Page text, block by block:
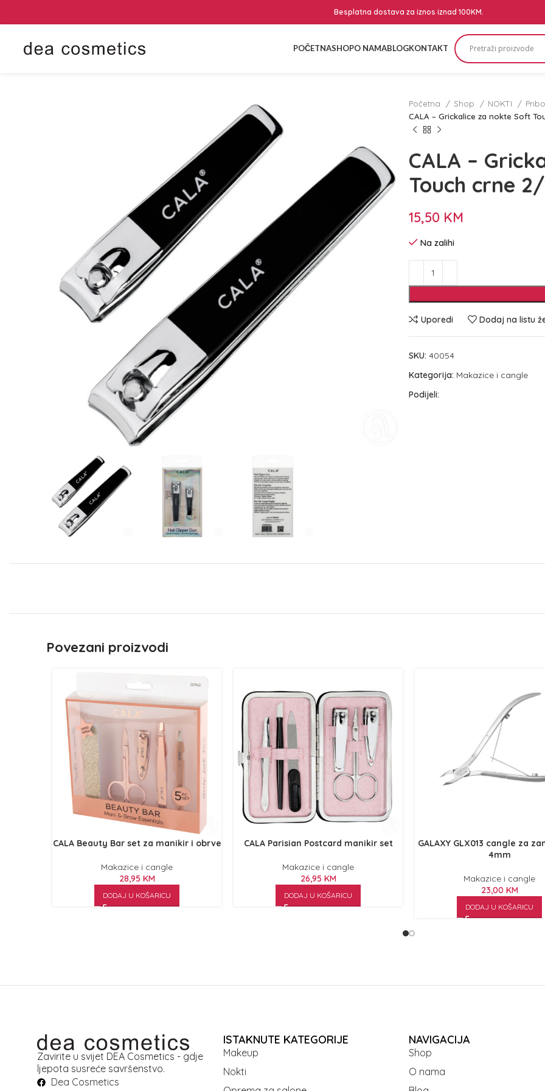
Besplatna dostava za iznos iznad 100KM.
POČETNASHOPO NAMABLOGKONTAKT
Početna Shop NOKTI
CALA – Grickalice za nokte Soft
CALA –
Touch crne 2/
15,50 KM
Na zalihi
Uporedi Dodaj na listu
SKU: 40054
Kategorija: Makazice i cangle
Podijeli:
Povezani proizvodi
CALA Beauty Bar set za manikir i obrve
Makazice i cangle
28,95 KM
DODAJ U KOŠARICU
CALA Parisian Postcard manikir set
Makazice i cangle
26,95 KM
DODAJ U KOŠARICU
GALAXY GLX013 cangle za
4mm
Makazice i cangle
23,00 KM
DODAJ U KOŠARICU
Zavirite u svijet DEA Cosmetics - gdje
ljepota susreće savršenstvo.
Dea Cosmetics
ISTAKNUTE KATEGORIJE
Makeup
Nokti
NAVIGACIJA
Shop
O nama